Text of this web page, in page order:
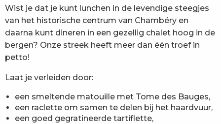
Wist je dat je kunt lunchen in de levendige steegjes
van het historische centrum van Chambéry en
daarna kunt dineren in een gezellig chalet hoog in de
bergen? Onze streek heeft meer dan één troef in
petto!
Laat je verleiden door:
een smeltende matouille met Tome des Bauges,
een raclette om samen te delen bij het haardvuur,
een goed gegratineerde tartiflette,